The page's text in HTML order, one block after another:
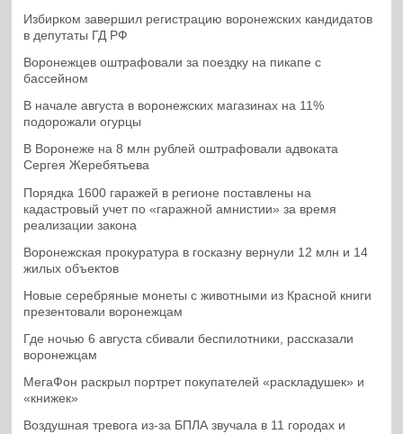
Избирком завершил регистрацию воронежских кандидатов
в депутаты ГД РФ
Воронежцев оштрафовали за поездку на пикапе с
бассейном
В начале августа в воронежских магазинах на 11%
подорожали огурцы
В Воронеже на 8 млн рублей оштрафовали адвоката
Сергея Жеребятьева
Порядка 1600 гаражей в регионе поставлены на
кадастровый учет по «гаражной амнистии» за время
реализации закона
Воронежская прокуратура в госказну вернули 12 млн и 14
жилых объектов
Новые серебряные монеты с животными из Красной книги
презентовали воронежцам
Где ночью 6 августа сбивали беспилотники, рассказали
воронежцам
МегаФон раскрыл портрет покупателей «раскладушек» и
«книжек»
Воздушная тревога из-за БПЛА звучала в 11 городах и